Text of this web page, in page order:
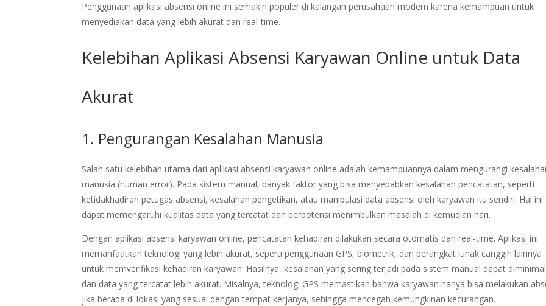
Penggunaan aplikasi absensi online ini semakin populer di kalangan perusahaan modern karena kemampuan untuk
menyediakan data yang lebih akurat dan real-time.
Kelebihan Aplikasi Absensi Karyawan Online untuk Data
Akurat
1. Pengurangan Kesalahan Manusia
Salah satu kelebihan utama dari aplikasi absensi karyawan online adalah kemampuannya dalam mengurangi
manusia (human error). Pada sistem manual, banyak faktor yang bisa menyebabkan kesalahan pencatatan, seperti
ketidakhadiran petugas absensi, kesalahan pengetikan, atau manipulasi data absensi oleh karyawan itu sendiri. Hal ini
dapat memengaruhi kualitas data yang tercatat dan berpotensi menimbulkan masalah di kemudian hari.
Dengan aplikasi absensi karyawan online, pencatatan kehadiran dilakukan secara otomatis dan real-time. Aplikasi ini
memanfaatkan teknologi yang lebih akurat, seperti penggunaan GPS, biometrik, dan perangkat lunak canggih lainnya
untuk memverifikasi kehadiran karyawan. Hasilnya, kesalahan yang sering terjadi pada sistem manual dapat
dan data yang tercatat lebih akurat. Misalnya, teknologi GPS memastikan bahwa karyawan hanya bisa melakukan
jika berada di lokasi yang sesuai dengan tempat kerjanya, sehingga mencegah kemungkinan kecurangan.